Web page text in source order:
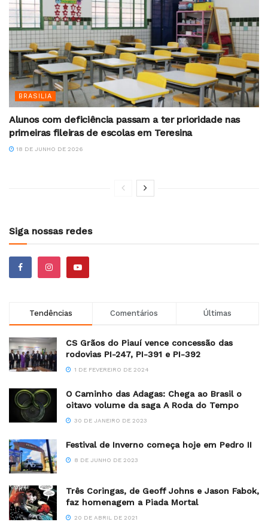
BRASILIA
Alunos com deficiência passam a ter prioridade nas
primeiras fileiras de escolas em Teresina
18 DE JUNHO DE 2026
Siga nossas redes
Tendências Comentários Últimas
CS Grãos do Piauí vence concessão das
rodovias PI-247, PI-391 e PI-392
1 DE FEVEREIRO DE 2024
O Caminho das Adagas: Chega ao Brasil o
oitavo volume da saga A Roda do Tempo
30 DE JANEIRO DE 2023
Festival de Inverno começa hoje em Pedro II
8 DE JUNHO DE 2023
Três Coringas, de Geoff Johns e Jason Fabok,
faz homenagem a Piada Mortal
20 DE ABRIL DE 2021